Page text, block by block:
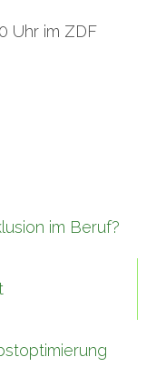
Uhr im ZDF
im Beruf?